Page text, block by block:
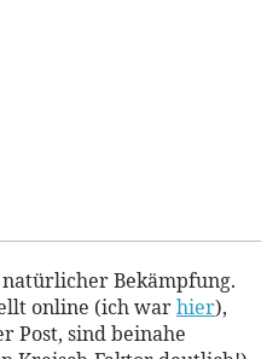
Bekämpfung.
online (ich warhier),
Post, sind beinahe